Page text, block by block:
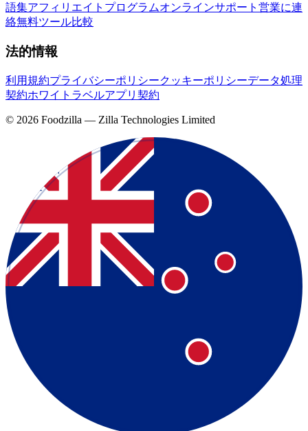
語集アフィリエイトプログラムオンラインサポート 営業に連
絡無料ツール比較
法的情報
利用規約プライバシーポリシークッキーポリシーデータ処理
契約ホワイトラベルアプリ契約
© 2026 Foodzilla — Zilla Technologies Limited